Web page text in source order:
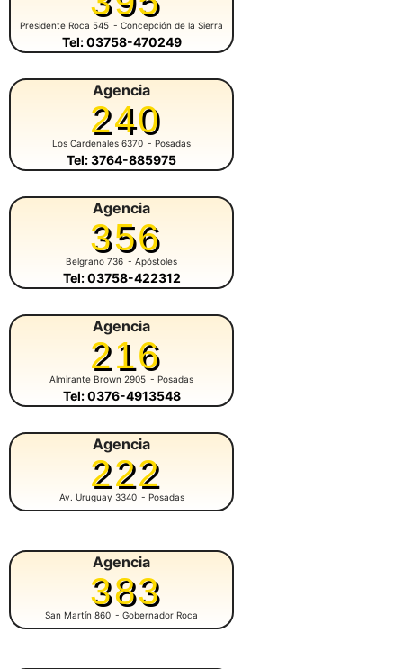
Presidente Roca 545 - Concepción de la Sierra
Tel: 03758-470249
Agencia
240
Los Cardenales 6370 - Posadas
Tel: 3764-885975
Agencia
356
Belgrano 736 - Apóstoles
Tel: 03758-422312
Agencia
216
Almirante Brown 2905 - Posadas
Tel: 0376-4913548
Agencia
222
Av. Uruguay 3340 - Posadas
Agencia
383
San Martín 860 - Gobernador Roca